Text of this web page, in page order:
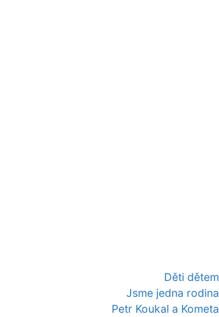
Děti dětem
Jsme jedna rodina
Petr Koukal a Kometa